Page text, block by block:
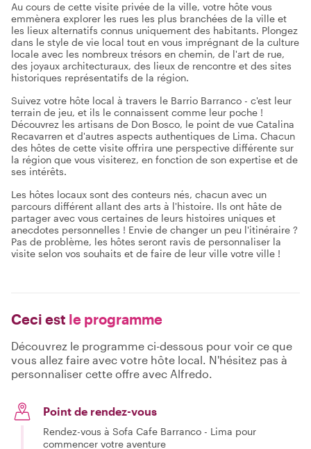
Au cours de cette visite privée de la ville, votre hôte vous
emmènera explorer les rues les plus branchées de la ville et
les lieux alternatifs connus uniquement des habitants. Plongez
dans le style de vie local tout en vous imprégnant de la culture
locale avec les nombreux trésors en chemin, de l'art de rue,
des joyaux architecturaux, des lieux de rencontre et des sites
historiques représentatifs de la région.
Suivez votre hôte local à travers le Barrio Barranco - c'est leur
terrain de jeu, et ils le connaissent comme leur poche !
Découvrez les artisans de Don Bosco, le point de vue Catalina
Recavarren et d'autres aspects authentiques de Lima. Chacun
des hôtes de cette visite offrira une perspective différente sur
la région que vous visiterez, en fonction de son expertise et de
ses intérêts.
Les hôtes locaux sont des conteurs nés, chacun avec un
parcours différent allant des arts à l'histoire. Ils ont hâte de
partager avec vous certaines de leurs histoires uniques et
anecdotes personnelles ! Envie de changer un peu l'itinéraire ?
Pas de problème, les hôtes seront ravis de personnaliser la
visite selon vos souhaits et de faire de leur ville votre ville !
Ceci est le programme
Découvrez le programme ci-dessous pour voir ce que
vous allez faire avec votre hôte local. N'hésitez pas à
personnaliser cette offre avec Alfredo.
Point de rendez-vous
Rendez-vous à Sofa Cafe Barranco - Lima pour
commencer votre aventure